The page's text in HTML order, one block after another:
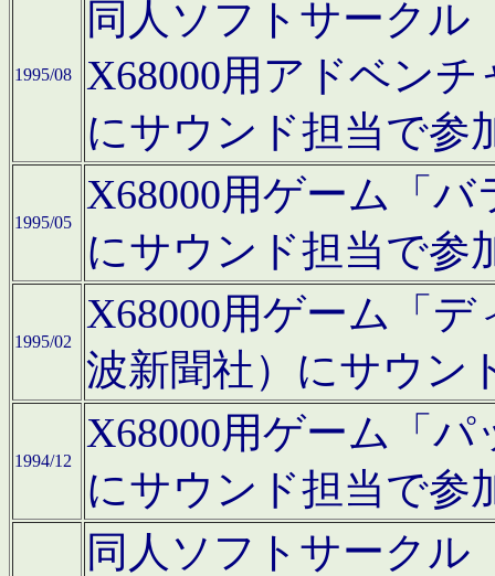
1995/08
同人ソフトサークル
X68000用アドベン
にサウンド担当で参
1995/05
X68000用ゲーム「
にサウンド担当で参
1995/02
X68000用ゲーム「
波新聞社）にサウン
1994/12
X68000用ゲーム「
にサウンド担当で参
同人ソフトサークル